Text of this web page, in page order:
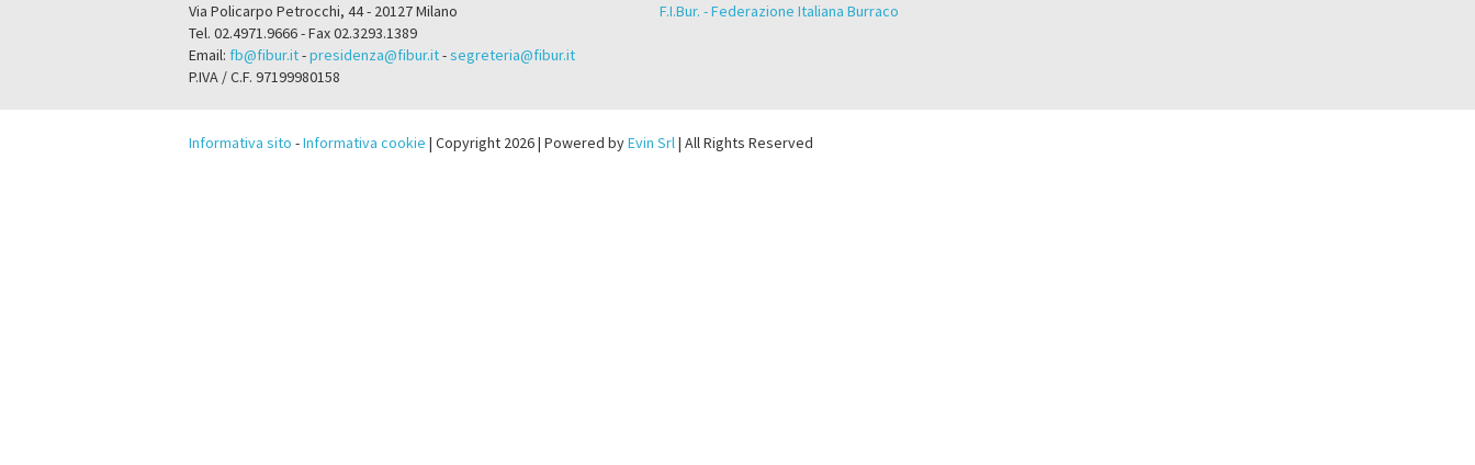
Via Policarpo Petrocchi, 44 - 20127 Milano
Tel. 02.4971.9666 - Fax 02.3293.1389
Email: fb@fibur.it-presidenza@fibur.it-segreteria@fibur.it
P.IVA / C.F. 97199980158
F.I.Bur. - Federazione Italiana Burraco
Informativa sito -Informativa cookie | Copyright 2026 | Powered byEvin Srl| All Rights Reserved